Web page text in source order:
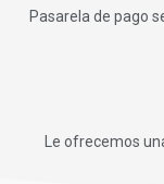
Pasarela de pago
Le ofrecemos